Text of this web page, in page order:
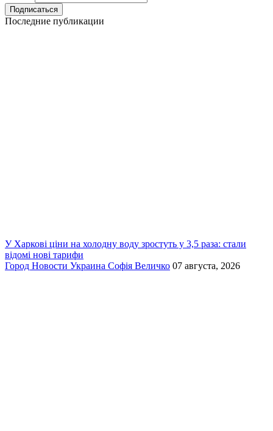
Последние публикации
У Харкові ціни на холодну воду зростуть у 3,5 раза: стали
відомі нові тарифи
Город Новости Украина Софія Величко 07 августа, 2026